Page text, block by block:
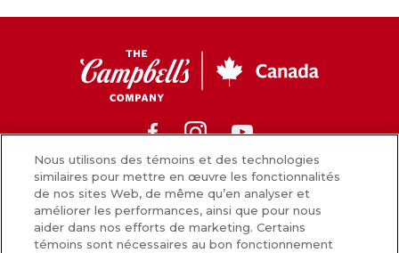
Canada
FacebookInstagram
Nouvelles
Comment nous préparons nos aliments
Nous utilisons des témoins et des technologies
similaires pour mettre en œuvre les fonctionnalités
de nos sites Web, de même qu’en analyser et
améliorer les performances, ainsi que pour nous
aider dans nos efforts de marketing. Certains
témoins sont nécessaires au bon fonctionnement